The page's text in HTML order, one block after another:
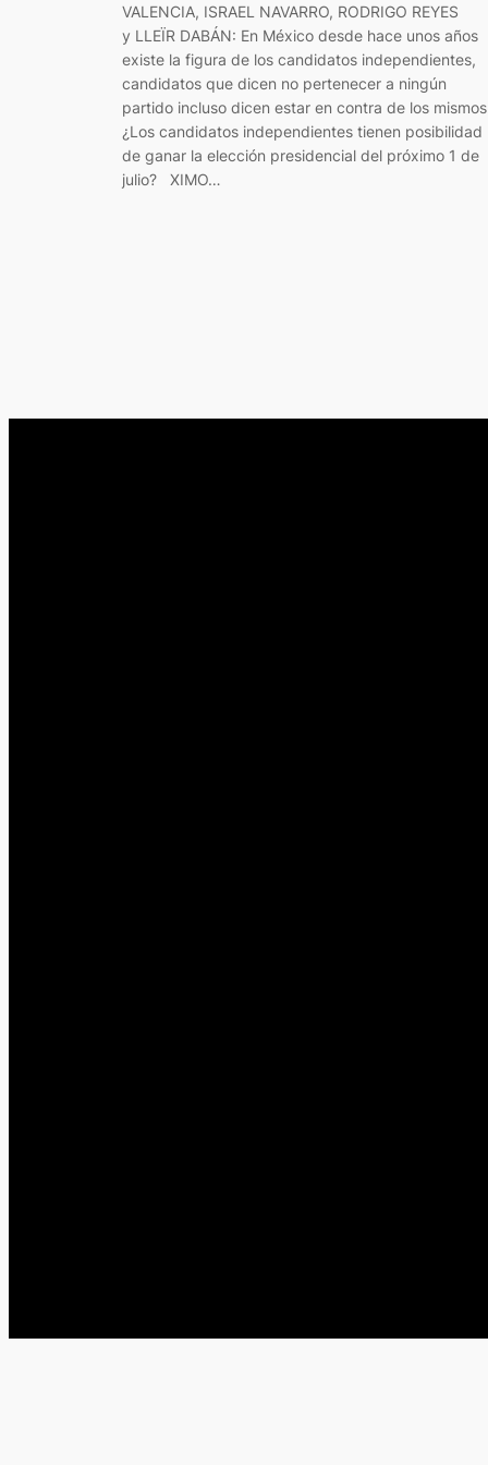
VALENCIA, ISRAEL NAVARRO, RODRIGO REYES
y LLEÏR DABÁN: En México desde hace unos años
existe la figura de los candidatos independientes,
candidatos que dicen no pertenecer a ningún
partido incluso dicen estar en contra de los
¿Los candidatos independientes tienen posibilidad
de ganar la elección presidencial del próximo 1 de
julio? XIMO…